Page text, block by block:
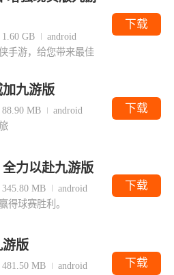
1.60 GB
android
手游，给您带来最佳
下载
九游版
88.90 MB
android
下载
力以赴九游版
345.80 MB
android
得球赛胜利。
下载
游版
481.50 MB
android
下载